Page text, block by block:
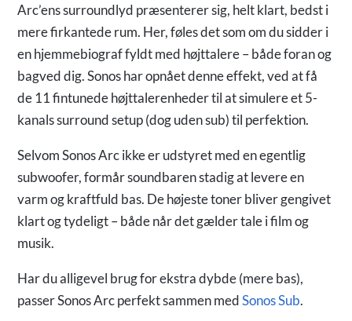
Arc’ens surroundlyd præsenterer sig, helt klart, bedst i
mere firkantede rum. Her, føles det som om du sidder i
en hjemmebiograf fyldt med højttalere – både foran og
bagved dig. Sonos har opnået denne effekt, ved at få
de 11 fintunede højttalerenheder til at simulere et 5-
kanals surround setup (dog uden sub) til perfektion.
Selvom Sonos Arc ikke er udstyret med en egentlig
subwoofer, formår soundbaren stadig at levere en
varm og kraftfuld bas. De højeste toner bliver gengivet
klart og tydeligt – både når det gælder tale i film og
musik.
Har du alligevel brug for ekstra dybde (mere bas),
passer Sonos Arc perfekt sammen medSonos Sub.